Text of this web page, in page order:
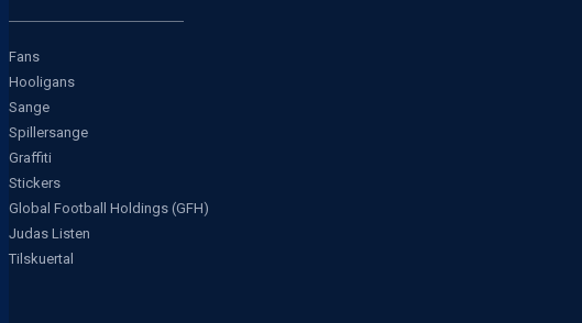
Fans
Hooligans
Sange
Spillersange
Graffiti
Stickers
Global Football Holdings (GFH)
Judas Listen
Tilskuertal